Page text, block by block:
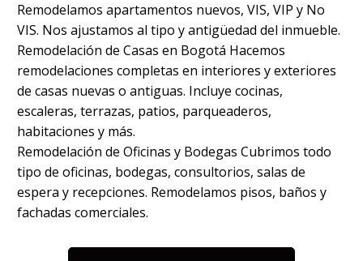
Remodelamos apartamentos nuevos, VIS, VIP y No
VIS. Nos ajustamos al tipo y antigüedad del inmueble.
Remodelación de Casas en Bogotá Hacemos
remodelaciones completas en interiores y exteriores
de casas nuevas o antiguas. Incluye cocinas,
escaleras, terrazas, patios, parqueaderos,
habitaciones y más.
Remodelación de Oficinas y Bodegas Cubrimos todo
tipo de oficinas, bodegas, consultorios, salas de
espera y recepciones. Remodelamos pisos, baños y
fachadas comerciales.